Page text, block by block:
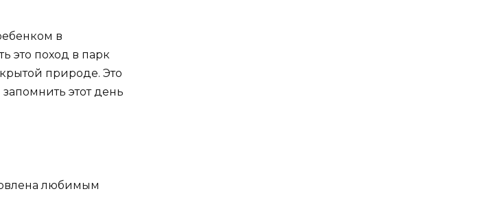
в
это поход в парк
природе. Это
этот день
любимым